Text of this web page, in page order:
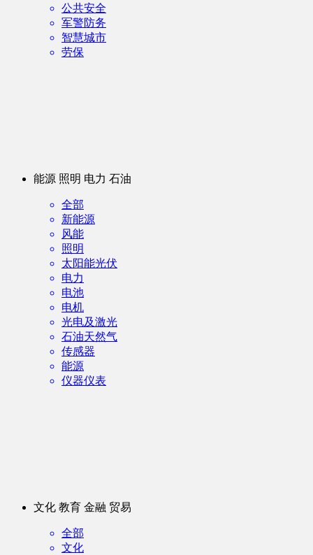
公共安全
军警防务
智慧城市
劳保
能源 照明 电力 石油
全部
新能源
风能
照明
太阳能光伏
电力
电池
电机
光电及激光
石油天然气
传感器
能源
仪器仪表
文化 教育 金融 贸易
全部
文化